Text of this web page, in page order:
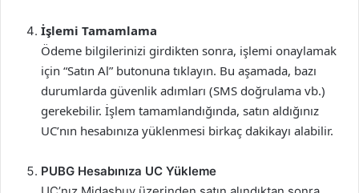
İşlemi Tamamlama
Ödeme bilgilerinizi girdikten sonra, işlemi onaylamak
için “Satın Al” butonuna tıklayın. Bu aşamada, bazı
durumlarda güvenlik adımları (SMS doğrulama vb.)
gerekebilir. İşlem tamamlandığında, satın aldığınız
UC’nın hesabınıza yüklenmesi birkaç dakikayı alabilir.
PUBG Hesabınıza UC Yükleme